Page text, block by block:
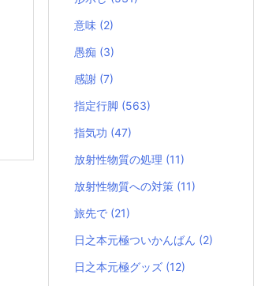
意味 (2)
愚痴 (3)
感謝 (7)
指定行脚 (563)
指気功 (47)
放射性物質の処理 (11)
放射性物質への対策 (11)
旅先で (21)
日之本元極ついかんばん (2)
日之本元極グッズ (12)